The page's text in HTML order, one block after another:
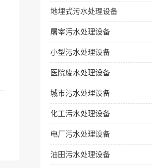
地埋式污水处理设备
屠宰污水处理设备
小型污水处理设备
医院废水处理设备
城市污水处理设备
化工污水处理设备
电厂污水处理设备
油田污水处理设备